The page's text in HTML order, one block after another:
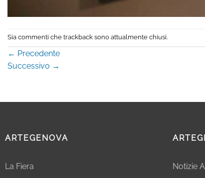
Sia commenti che trackback sono attualmente chiusi.
← Precedente
Successivo →
ARTEGENOVA
La Fiera
Notizie